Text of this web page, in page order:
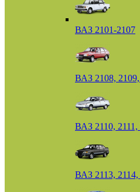
ВАЗ 2101-2107
ВАЗ 2108,
ВАЗ 2110, 2111,
ВАЗ 2113, 2114,